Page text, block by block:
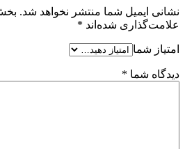
نشانی ایمیل شما منتشر نخواهد شد.
علامت‌گذاری شده‌اند *
امتیاز شما
دیدگاه شما *